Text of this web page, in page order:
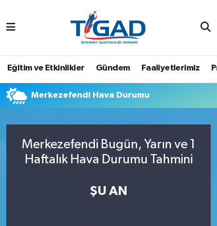
Eğitim ve Etkinlikler Gündem Faaliyetlerimiz
Merkezefendi Hava Durumu
Merkezefendi Bugün, Yarın ve 1
Haftalık Hava Durumu Tahmini
ŞU AN
Nöbetçi Eczaneler
Tüm Manşetler
Son Dakika Haberleri